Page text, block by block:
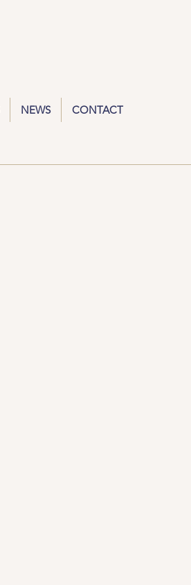
NEWS CONTACT